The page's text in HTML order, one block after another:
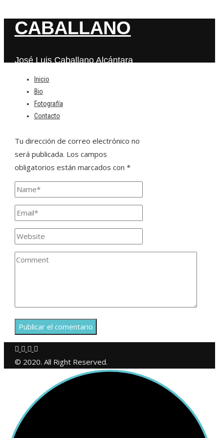
CABALLANO
José Luis Caballano Alcántara
Inicio
Bio
Fotografía
Contacto
Deja una respuesta
Tu dirección de correo electrónico no
será publicada. Los campos
obligatorios están marcados con *
© 2020. All Right Reserved.